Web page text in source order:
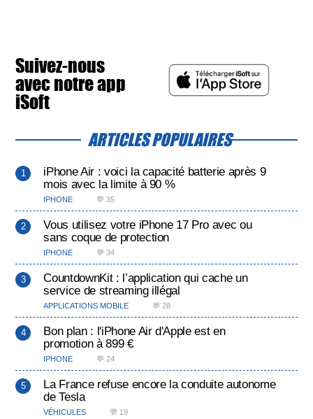
Suivez-nous
avec notre app
iSoft
ARTICLES POPULAIRES
iPhone Air : voici la capacité batterie après 9
mois avec la limite à 90 %
IPHONE 💬 35
Vous utilisez votre iPhone 17 Pro avec ou
sans coque de protection
IPHONE 💬 34
CountdownKit : l’application qui cache un
service de streaming illégal
APPLICATIONS MOBILE 💬 28
Bon plan : l'iPhone Air d'Apple est en
promotion à 899 €
IPHONE 💬 24
La France refuse encore la conduite autonome
de Tesla
VÉHICULES 💬 19